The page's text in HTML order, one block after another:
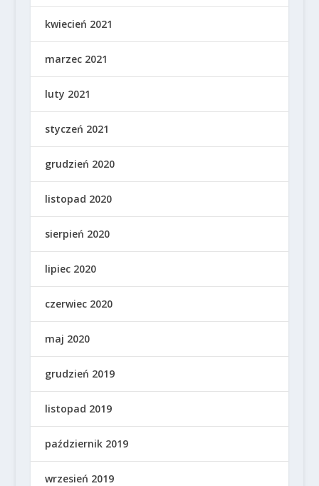
kwiecień 2021
marzec 2021
luty 2021
styczeń 2021
grudzień 2020
listopad 2020
sierpień 2020
lipiec 2020
czerwiec 2020
maj 2020
grudzień 2019
listopad 2019
październik 2019
wrzesień 2019